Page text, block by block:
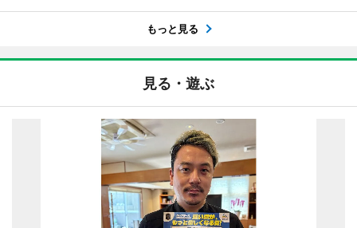
もっと見る
見る・遊ぶ